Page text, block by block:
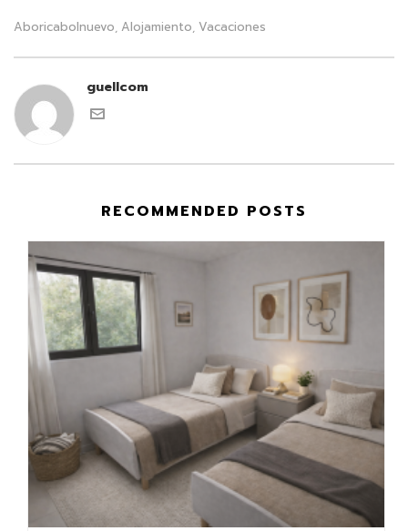
Aboricabolnuevo Alojamiento Vacaciones
guellcom
RECOMMENDED POSTS